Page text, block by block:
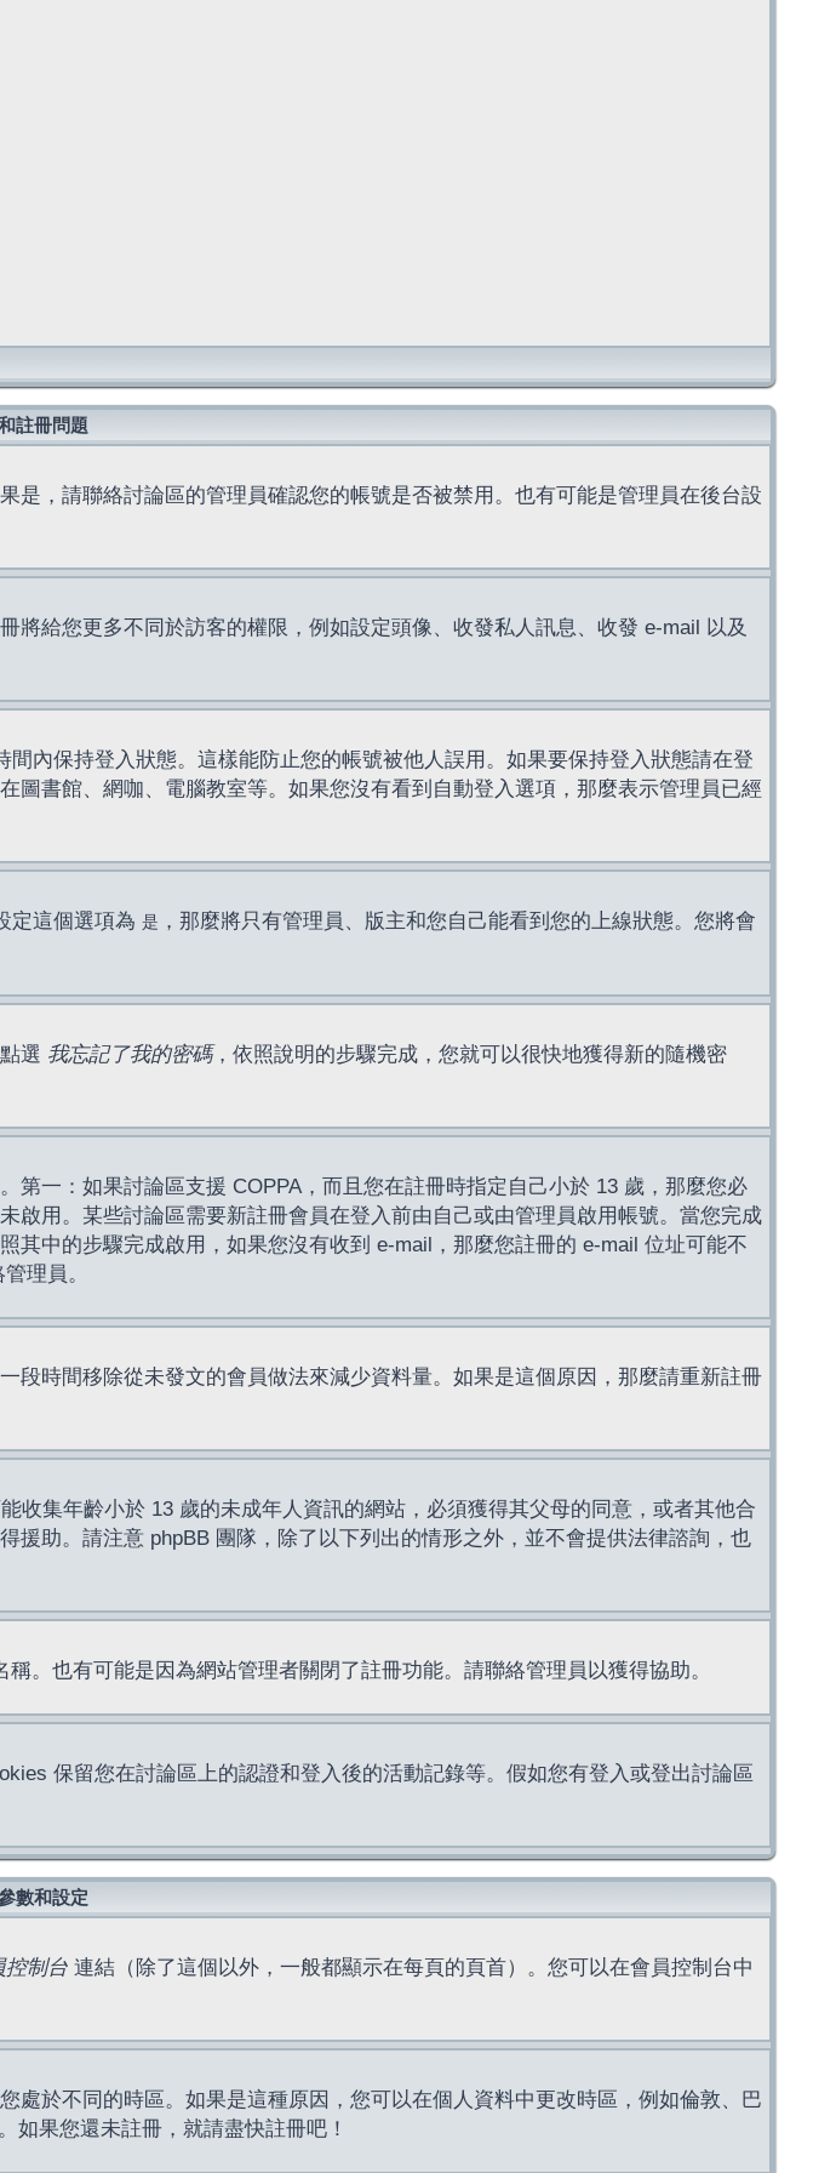
註冊問題
，請聯絡討論區的管理員確認您的帳號是否被禁用。也有可能是管理員在後台設
給您更多不同於訪客的權限，例如設定頭像、收發私人訊息、收發 e-mail 以及
內保持登入狀態。這樣能防止您的帳號被他人誤用。如果要保持登入狀態請在登
書館、網咖、電腦教室等。如果您沒有看到自動登入選項，那麼表示管理員已經
定這個選項為 是 ，那麼將只有管理員、版主和您自己能看到您的上線狀態。您將會
選 我忘記了我的密碼，依照說明的步驟完成，您就可以很快地獲得新的隨機密
一：如果討論區支援 COPPA，而且您在註冊時指定自己小於 13 歲，那麼您必
用。某些討論區需要新註冊會員在登入前由自己或由管理員啟用帳號。當您完成
中的步驟完成啟用，如果您沒有收到 e-mail，那麼您註冊的 e-mail 位址可能不
理員。
時間移除從未發文的會員做法來減少資料量。如果是這個原因，那麼請重新註冊
收集年齡小於 13 歲的未成年人資訊的網站，必須獲得其父母的同意，或者其他合
助。請注意 phpBB 團隊，除了以下列出的情形之外，並不會提供法律諮詢，也
。也有可能是因為網站管理者關閉了註冊功能。請聯絡管理員以獲得協助。
保留您在討論區上的認證和登入後的活動記錄等。假如您有登入或登出討論區
數和設定
控制台 連結（除了這個以外，一般都顯示在每頁的頁首）。您可以在會員控制台中
於不同的時區。如果是這種原因，您可以在個人資料中更改時區，例如倫敦、巴
如果您還未註冊，就請盡快註冊吧！